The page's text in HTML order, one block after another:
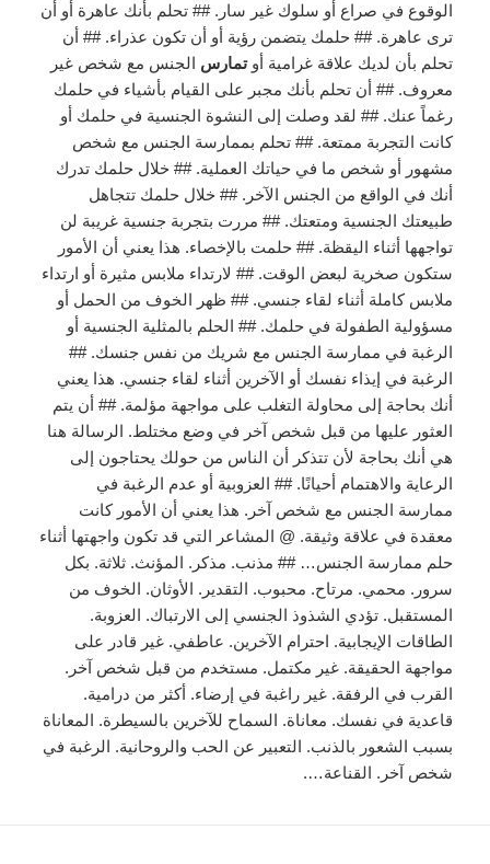
الوقوع في صراع أو سلوك غير سار. ## تحلم بأنك عاهرة أو أن
ترى عاهرة. ## حلمك يتضمن رؤية أو أن تكون عذراء. ## أن
تحلم بأن لديك علاقة غرامية أوتمارس الجنس مع شخص غير
معروف. ## أن تحلم بأنك مجبر على القيام بأشياء في حلمك
رغماً عنك. ## لقد وصلت إلى النشوة الجنسية في حلمك أو
كانت التجربة ممتعة. ## تحلم بممارسة الجنس مع شخص
مشهور أو شخص ما في حياتك العملية. ## خلال حلمك تدرك
أنك في الواقع من الجنس الآخر. ## خلال حلمك تتجاهل
طبيعتك الجنسية ومتعتك. ## مررت بتجربة جنسية غريبة لن
تواجهها أثناء اليقظة. ## حلمت بالإخصاء. هذا يعني أن الأمور
ستكون صخرية لبعض الوقت. ## لارتداء ملابس مثيرة أو ارتداء
ملابس كاملة أثناء لقاء جنسي. ## ظهر الخوف من الحمل أو
مسؤولية الطفولة في حلمك. ## الحلم بالمثلية الجنسية أو
الرغبة في ممارسة الجنس مع شريك من نفس جنسك. ##
الرغبة في إيذاء نفسك أو الآخرين أثناء لقاء جنسي. هذا يعني
أنك بحاجة إلى محاولة التغلب على مواجهة مؤلمة. ## أن يتم
العثور عليها من قبل شخص آخر في وضع مختلط. الرسالة هنا
هي أنك بحاجة لأن تتذكر أن الناس من حولك يحتاجون إلى
الرعاية والاهتمام أحيانًا. ## العزوبية أو عدم الرغبة في
ممارسة الجنس مع شخص آخر. هذا يعني أن الأمور كانت
معقدة في علاقة وثيقة. @ المشاعر التي قد تكون واجهتها أثناء
حلم ممارسة الجنس… ## مذنب. مذكر. المؤنث. ثلاثة. بكل
سرور. محمي. مرتاح. محبوب. التقدير. الأوثان. الخوف من
المستقبل. تؤدي الشذوذ الجنسي إلى الارتباك. العزوبة.
الطاقات الإيجابية. احترام الآخرين. عاطفي. غير قادر على
مواجهة الحقيقة. غير مكتمل. مستخدم من قبل شخص آخر.
القرب في الرفقة. غير راغبة في إرضاء. أكثر من درامية.
قاعدية في نفسك. معاناة. السماح للآخرين بالسيطرة. المعاناة
بسبب الشعور بالذنب. التعبير عن الحب والروحانية. الرغبة في
شخص آخر. القناعة….